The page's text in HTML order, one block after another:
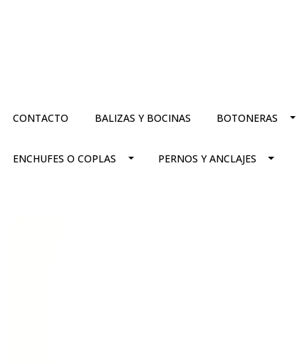
CONTACTO BALIZAS Y BOCINAS BOTONERAS
ENCHUFES O COPLAS PERNOS Y ANCLAJES